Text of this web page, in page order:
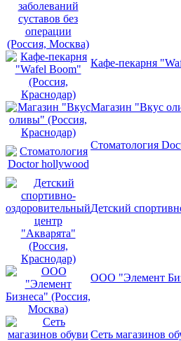
Кафе-пекарня
Магазин "Вкус
Стоматология
Детский
ООО "Элемент
Сеть магазинов